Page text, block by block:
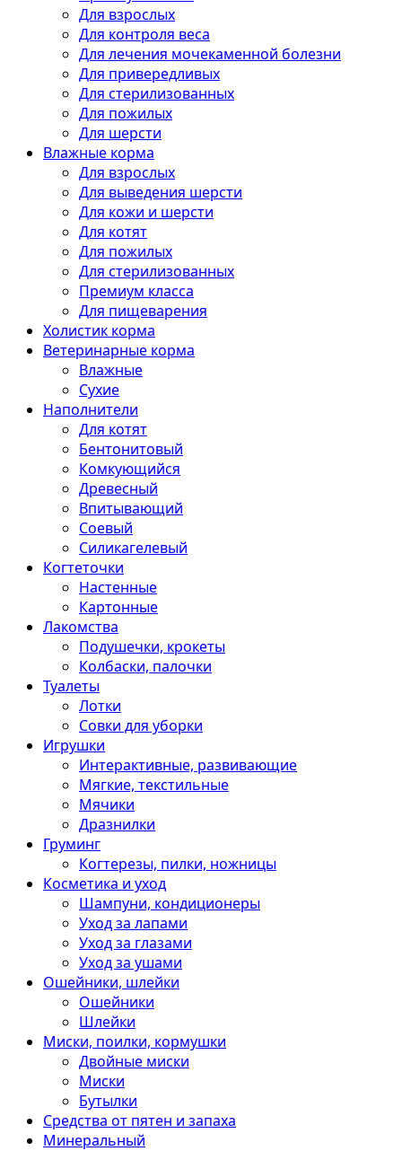
Для взрослых
Для контроля веса
Для лечения мочекаменной болезни
Для привередливых
Для стерилизованных
Для пожилых
Для шерсти
Влажные корма
Для взрослых
Для выведения шерсти
Для кожи и шерсти
Для котят
Для пожилых
Для стерилизованных
Премиум класса
Для пищеварения
Холистик корма
Ветеринарные корма
Влажные
Сухие
Наполнители
Для котят
Бентонитовый
Комкующийся
Древесный
Впитывающий
Соевый
Силикагелевый
Когтеточки
Настенные
Картонные
Лакомства
Подушечки, крокеты
Колбаски, палочки
Туалеты
Лотки
Совки для уборки
Игрушки
Интерактивные, развивающие
Мягкие, текстильные
Мячики
Дразнилки
Груминг
Когтерезы, пилки, ножницы
Косметика и уход
Шампуни, кондиционеры
Уход за лапами
Уход за глазами
Уход за ушами
Ошейники, шлейки
Ошейники
Шлейки
Миски, поилки, кормушки
Двойные миски
Миски
Бутылки
Средства от пятен и запаха
Минеральный